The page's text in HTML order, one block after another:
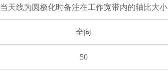
当天线为圆极化时备注在工作宽带内的轴比大小
全向
50